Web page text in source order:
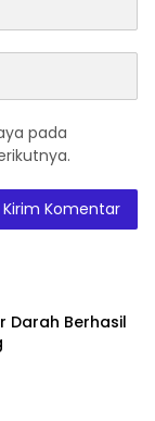
pada
Darah Berhasil